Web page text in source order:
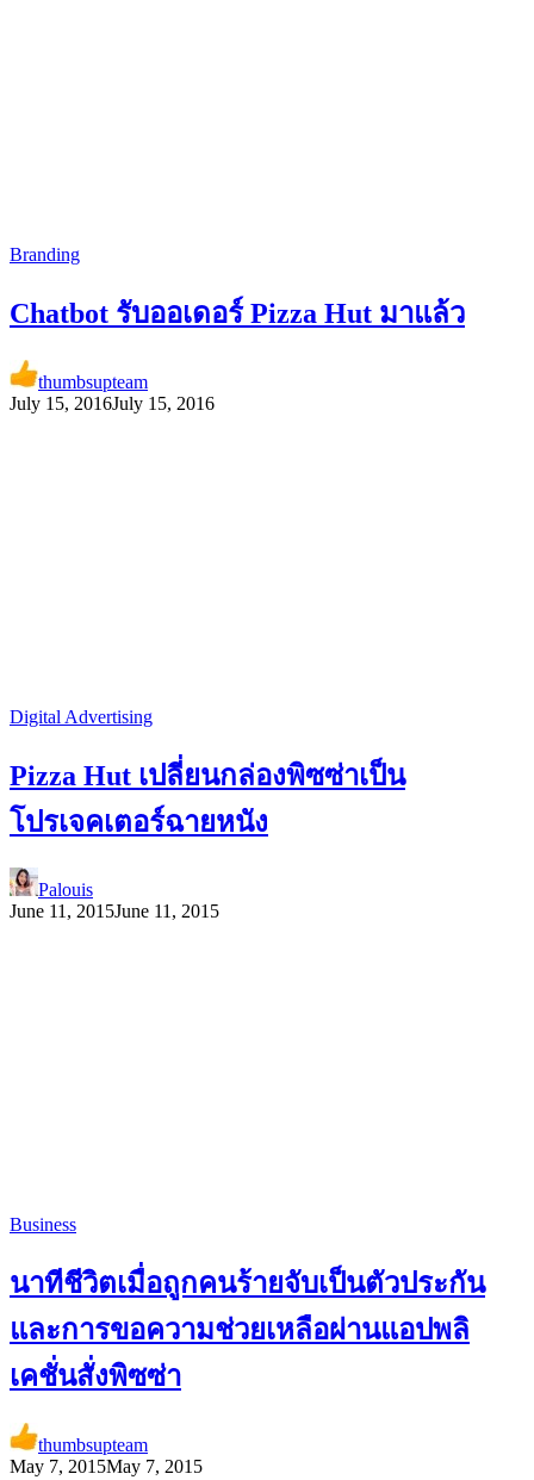
Branding
Chatbot รับออเดอร์ Pizza Hut มาแล้ว
thumbsupteam
July 15, 2016July 15, 2016
Digital Advertising
Pizza Hut เปลี่ยนกล่องพิซซ่าเป็น
โปรเจคเตอร์ฉายหนัง
Palouis
June 11, 2015June 11, 2015
Business
นาทีชีวิตเมื่อถูกคนร้ายจับเป็นตัวประกัน
และการขอความช่วยเหลือผ่านแอปพลิ
เคชั่นสั่งพิซซ่า
thumbsupteam
May 7, 2015May 7, 2015